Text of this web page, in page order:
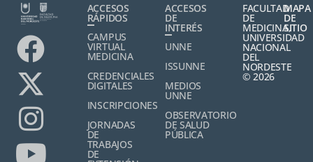
ACCESOS
RÁPIDOS
CAMPUS
VIRTUAL
MEDICINA
CREDENCIALES
DIGITALES
INSCRIPCIONES
JORNADAS
DE
TRABAJOS
DE
ACCESOS
DE
INTERÉS
UNNE
ISSUNNE
MEDIOS
UNNE
OBSERVATORIO
DE SALUD
PÚBLICA
FACULTAD
DE
MEDICINA,
UNIVERSIDAD
NACIONAL
DEL
NORDESTE
© 2026
MAPA
DE
SITIO